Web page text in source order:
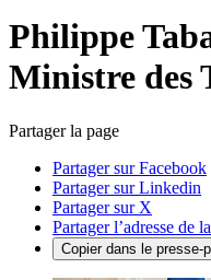
Philippe
Ministre des
Partager la page
Partager sur Facebook
Partager sur Linkedin
Partager sur X
Partager l’adresse de
Copier dans le presse-